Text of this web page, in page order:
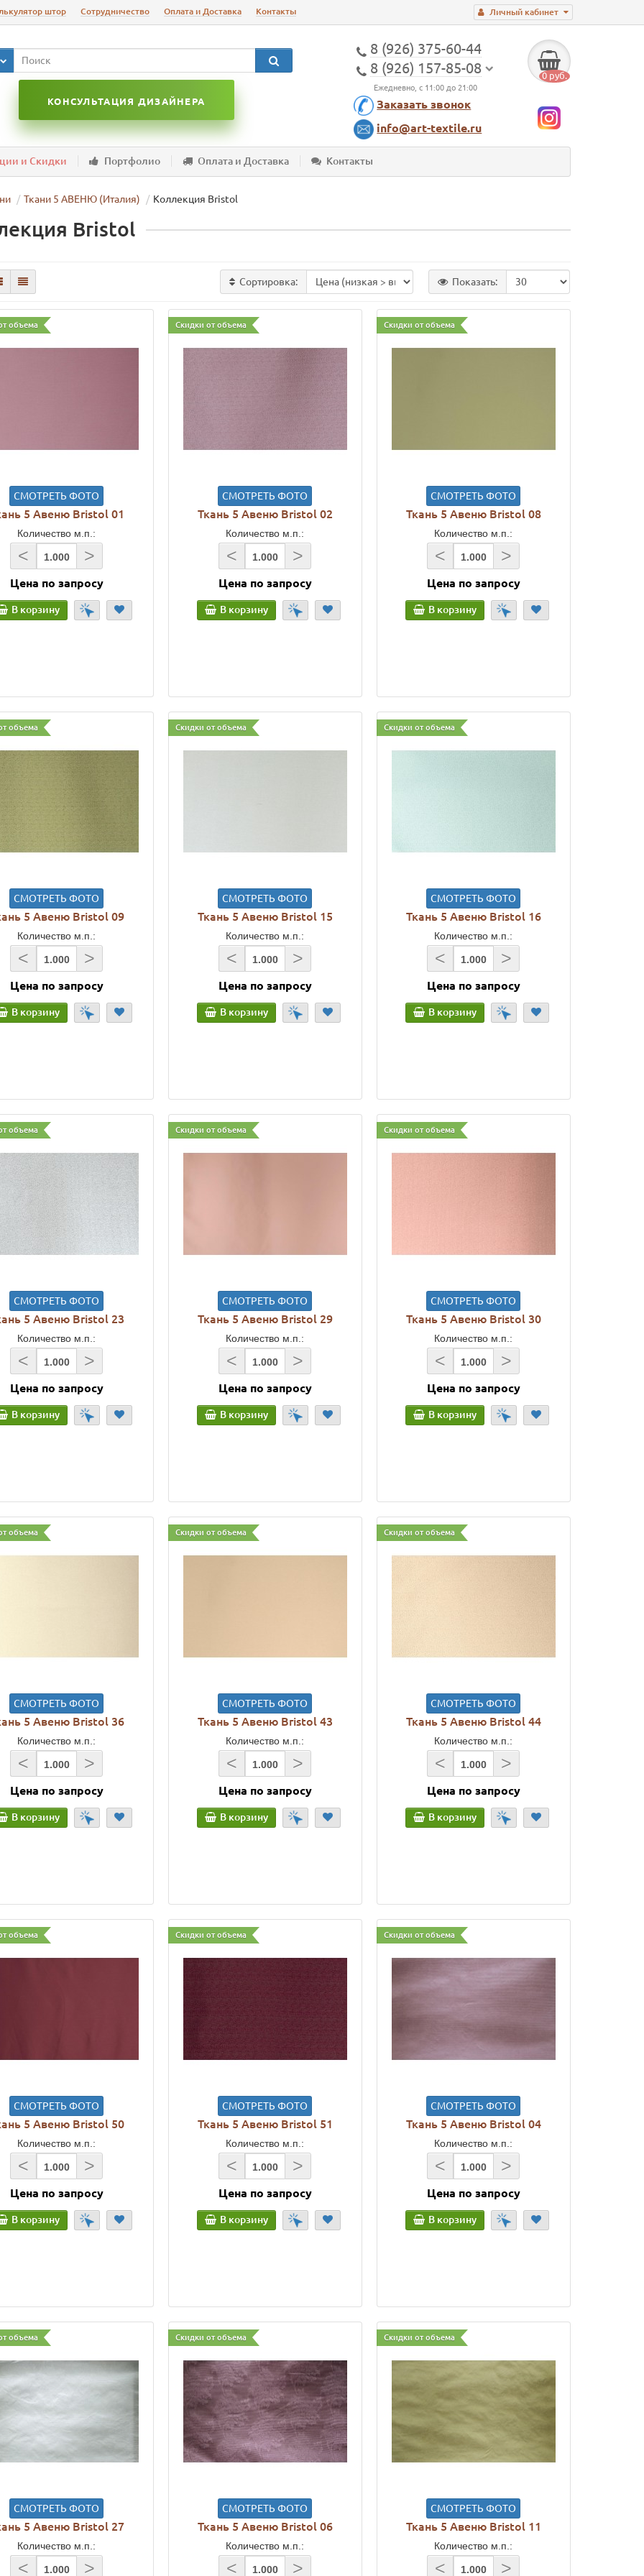
Личный кабинет
штор Сотрудничество Оплата и Доставка Контакты
8 (926) 375-60-44
8 (926) 157-85-08
Ежедневно, с 11:00 до 21:00
Заказать звонок
info@art-textile.ru
0 руб.
КОНСУЛЬТАЦИЯ ДИЗАЙНЕРА
и Скидки Портфолио Оплата и Доставка Контакты
Ткани 5 АВЕНЮ (Италия) Коллекция Bristol
Bristol
Сортировка: Показать:
объема
СМОТРЕТЬ ФОТО
5 Авеню Bristol 01
Количество м.п.:
< >
Цена по запросу
В корзину
Скидки от объема
СМОТРЕТЬ ФОТО
Ткань 5 Авеню Bristol 02
Количество м.п.:
< >
Цена по запросу
В корзину
Скидки от объема
СМОТРЕТЬ ФОТО
Ткань 5 Авеню Bristol 08
Количество м.п.:
< >
Цена по запросу
В корзину
объема
СМОТРЕТЬ ФОТО
5 Авеню Bristol 09
Количество м.п.:
< >
Цена по запросу
В корзину
Скидки от объема
СМОТРЕТЬ ФОТО
Ткань 5 Авеню Bristol 15
Количество м.п.:
< >
Цена по запросу
В корзину
Скидки от объема
СМОТРЕТЬ ФОТО
Ткань 5 Авеню Bristol 16
Количество м.п.:
< >
Цена по запросу
В корзину
объема
СМОТРЕТЬ ФОТО
5 Авеню Bristol 23
Количество м.п.:
< >
Цена по запросу
В корзину
Скидки от объема
СМОТРЕТЬ ФОТО
Ткань 5 Авеню Bristol 29
Количество м.п.:
< >
Цена по запросу
В корзину
Скидки от объема
СМОТРЕТЬ ФОТО
Ткань 5 Авеню Bristol 30
Количество м.п.:
< >
Цена по запросу
В корзину
объема
СМОТРЕТЬ ФОТО
5 Авеню Bristol 36
Количество м.п.:
< >
Цена по запросу
В корзину
Скидки от объема
СМОТРЕТЬ ФОТО
Ткань 5 Авеню Bristol 43
Количество м.п.:
< >
Цена по запросу
В корзину
Скидки от объема
СМОТРЕТЬ ФОТО
Ткань 5 Авеню Bristol 44
Количество м.п.:
< >
Цена по запросу
В корзину
объема
СМОТРЕТЬ ФОТО
5 Авеню Bristol 50
Количество м.п.:
< >
Цена по запросу
В корзину
Скидки от объема
СМОТРЕТЬ ФОТО
Ткань 5 Авеню Bristol 51
Количество м.п.:
< >
Цена по запросу
В корзину
Скидки от объема
СМОТРЕТЬ ФОТО
Ткань 5 Авеню Bristol 04
Количество м.п.:
< >
Цена по запросу
В корзину
объема
СМОТРЕТЬ ФОТО
5 Авеню Bristol 27
Количество м.п.:
< >
Скидки от объема
СМОТРЕТЬ ФОТО
Ткань 5 Авеню Bristol 06
Количество м.п.:
< >
Скидки от объема
СМОТРЕТЬ ФОТО
Ткань 5 Авеню Bristol 11
Количество м.п.:
< >